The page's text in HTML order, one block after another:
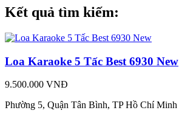
Kết quả tìm kiếm:
Loa Karaoke 5 Tấc Best 6930 New
9.500.000 VNĐ
Phường 5, Quận Tân Bình, TP Hồ Chí Minh